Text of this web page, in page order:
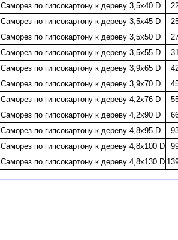
Саморез по гипсокартону к дереву 3,5х40 D
Саморез по гипсокартону к дереву 3,5х45 D
Саморез по гипсокартону к дереву 3,5х50 D
Саморез по гипсокартону к дереву 3,5х55 D
Саморез по гипсокартону к дереву 3,9х65 D
Саморез по гипсокартону к дереву 3,9х70 D
Саморез по гипсокартону к дереву 4,2х76 D
Саморез по гипсокартону к дереву 4,2х90 D
Саморез по гипсокартону к дереву 4,8х95 D
Саморез по гипсокартону к дереву 4,8х100 D
Саморез по гипсокартону к дереву 4,8х130 D